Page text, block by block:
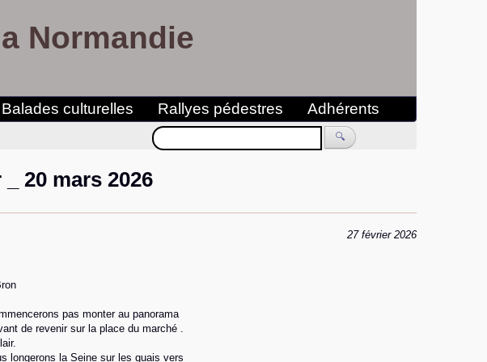
Normandie
Balades culturelles Rallyes pédestres Adhérents
🔍
20 mars 2026
27 février 2026
pas monter au panorama
de revenir sur la place du marché .
longerons la Seine sur les quais vers